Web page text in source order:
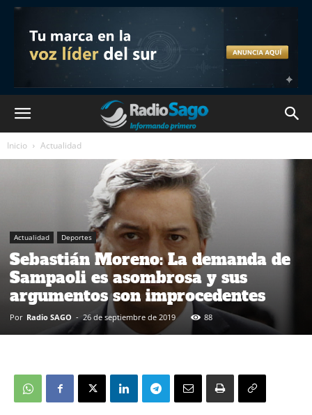
Inicio Actualidad
Actualidad Deportes
Sebastián Moreno: La demanda de
Sampaoli es asombrosa y sus
argumentos son improcedentes
Por Radio SAGO - 26 de septiembre de 2019 88